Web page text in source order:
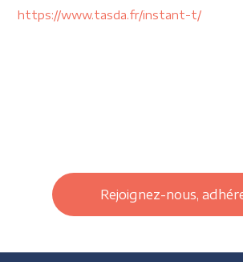
https://www.tasda.fr/instant-t/
Rejoignez-nous,